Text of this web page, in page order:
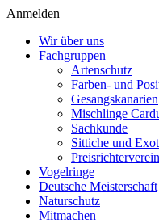
Anmelden
Wir über uns
Fachgruppen
Artenschutz
Farben- und
Gesangskanarien
Mischlinge
Sachkunde
Sittiche und
Vogelringe
Deutsche Meisterschaft
Naturschutz
Mitmachen